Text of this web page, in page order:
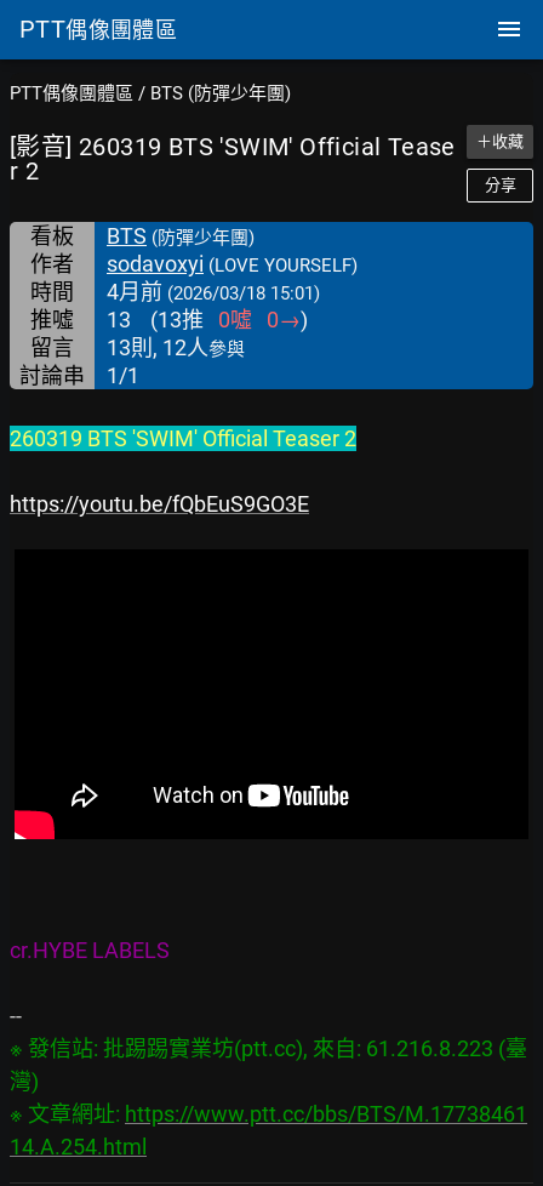
PTT偶像團體區
PTT偶像團體區 / BTS (防彈少年團)
[影音] 260319 BTS 'SWIM' Official Tease
r 2
＋收藏
分享
看板 BTS (防彈少年團)
作者 sodavoxyi (LOVE YOURSELF)
時間 4月前 (2026/03/18 15:01)
推噓 13 (13推 0噓 0→)
留言
13則, 12人參與
討論串 1/1
260319 BTS 'SWIM' Official Teaser 2
https://youtu.be/fQbEuS9GO3E
cr.HYBE LABELS
※ 發信站: 批踢踢實業坊(ptt.cc), 來自: 61.216.8.223 (臺
灣)
※ 文章網址: https://www.ptt.cc/bbs/BTS/M.17738461
14.A.254.html